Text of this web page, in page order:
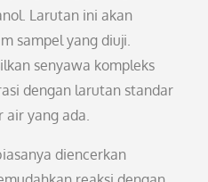
Larutan ini akan
sampel yang diuji.
senyawa kompleks
dengan larutan standar
air yang ada.
diencerkan